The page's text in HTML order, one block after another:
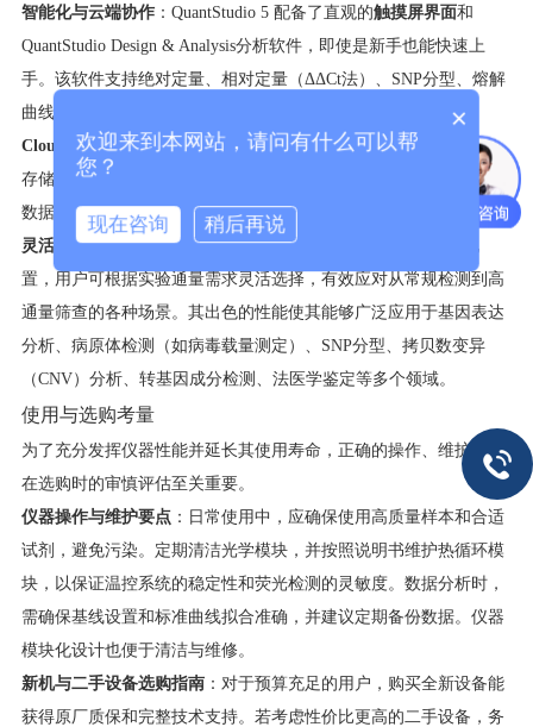
智能化与云端协作：QuantStudio 5 配备了直观的触摸屏界面和
QuantStudio Design & Analysis分析软件，即使是新手也能快速上
手。该软件支持绝对定量、相对定量（ΔΔCt法）、SNP分型、熔解
曲线分析等多种数据分析模式。通过
Cloud（iConnect）云平台，用户可以远程设置实验、监控进程、
存储和分析数据，极大地便利了实验室内部及多地点之间的协作与
数据管理。
灵活的通量配置与广泛应用：系统提供
配
置，用户可根据实验通量需求灵活选择，有效应对从常规检测到高
通量筛查的各种场景。其出色的性能使其能够广泛应用于基因表达
分析、病原体检测（如病毒载量测定）、SNP分型、拷贝数变异
（CNV）分析、转基因成分检测、法医学鉴定等多个领域。
使用与选购考量
为了充分发挥仪器性能并延长其使用寿命，正确的操作、维护以及
在选购时的审慎评估至关重要。
仪器操作与维护要点：日常使用中，应确保使用高质量样本和合适
试剂，避免污染。定期清洁光学模块，并按照说明书维护热循环模
块，以保证温控系统的稳定性和荧光检测的灵敏度。数据分析时，
需确保基线设置和标准曲线拟合准确，并建议定期备份数据。仪器
模块化设计也便于清洁与维修。
新机与二手设备选购指南：对于预算充足的用户，购买全新设备能
获得原厂质保和完整技术支持。若考虑性价比更高的二手设备，务
×
欢迎来到本网站，请问有什么可以帮
您？
现在咨询 稍后再说